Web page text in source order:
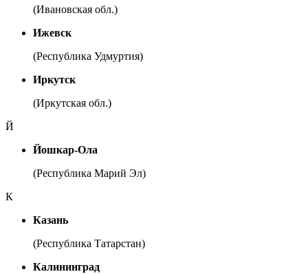
(Ивановская обл.)
Ижевск
(Республика Удмуртия)
Иркутск
(Иркутская обл.)
Й
Йошкар-Ола
(Республика Марий Эл)
К
Казань
(Республика Татарстан)
Калининград